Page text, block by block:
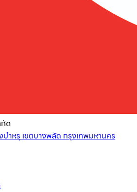
ด
ำหรุ เขตบางพลัด กรุงเทพมหานคร